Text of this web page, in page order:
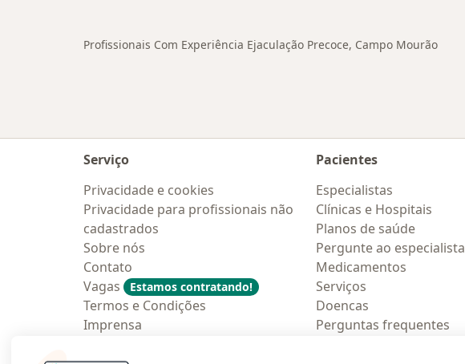
Profissionais Com Experiência Ejaculação Precoce, Campo Mourão
Serviço
Privacidade e cookies
Privacidade para profissionais não
cadastrados
Sobre nós
Contato
Vagas
Estamos contratando!
Termos e Condições
Imprensa
Pacientes
Especialistas
Clínicas e Hospitais
Planos de saúde
Pergunte ao especialista
Medicamentos
Serviços
Doencas
Perguntas frequentes